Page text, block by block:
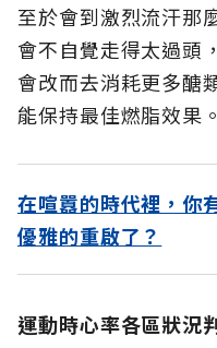
至於會到激烈流汗那
會不自覺走得太過頭
會改而去消耗更多醣
能保持最佳燃脂效果。
在喧囂的時代裡，你
優雅的重啟了？
運動時心率各區狀況